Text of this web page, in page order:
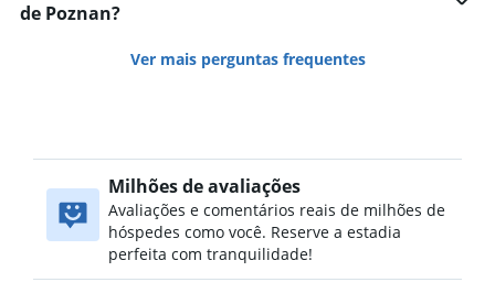
de Poznan?
Ver mais perguntas frequentes
Milhões de avaliações
Avaliações e comentários reais de milhões de
hóspedes como você. Reserve a estadia
perfeita com tranquilidade!